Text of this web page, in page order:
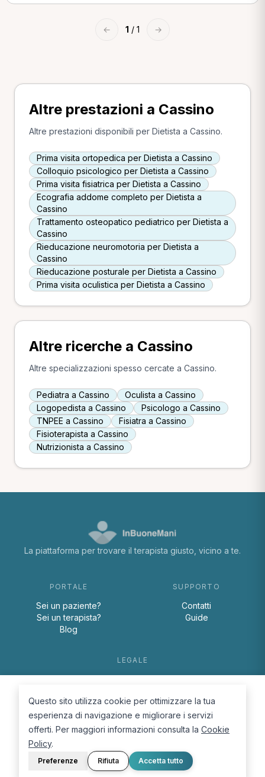
← 1 / 1 →
Altre prestazioni a Cassino
Altre prestazioni disponibili per Dietista a Cassino.
Prima visita ortopedica per Dietista a Cassino
Colloquio psicologico per Dietista a Cassino
Prima visita fisiatrica per Dietista a Cassino
Ecografia addome completo per Dietista a
Cassino
Trattamento osteopatico pediatrico per Dietista a
Cassino
Rieducazione neuromotoria per Dietista a
Cassino
Rieducazione posturale per Dietista a Cassino
Prima visita oculistica per Dietista a Cassino
Altre ricerche a Cassino
Altre specializzazioni spesso cercate a Cassino.
Pediatra a Cassino
Oculista a Cassino
Logopedista a Cassino
Psicologo a Cassino
TNPEE a Cassino
Fisiatra a Cassino
Fisioterapista a Cassino
Nutrizionista a Cassino
La piattaforma per trovare il terapista giusto, vicino a te.
PORTALE
Sei un paziente?
Sei un terapista?
Blog
SUPPORTO
Contatti
Guide
LEGALE
Cookie Policy
Questo sito utilizza cookie per ottimizzare la tua
esperienza di navigazione e migliorare i servizi
offerti. Per maggiori informazioni consulta la Cookie
Policy.
Preferenze Rifiuta Accetta tutto